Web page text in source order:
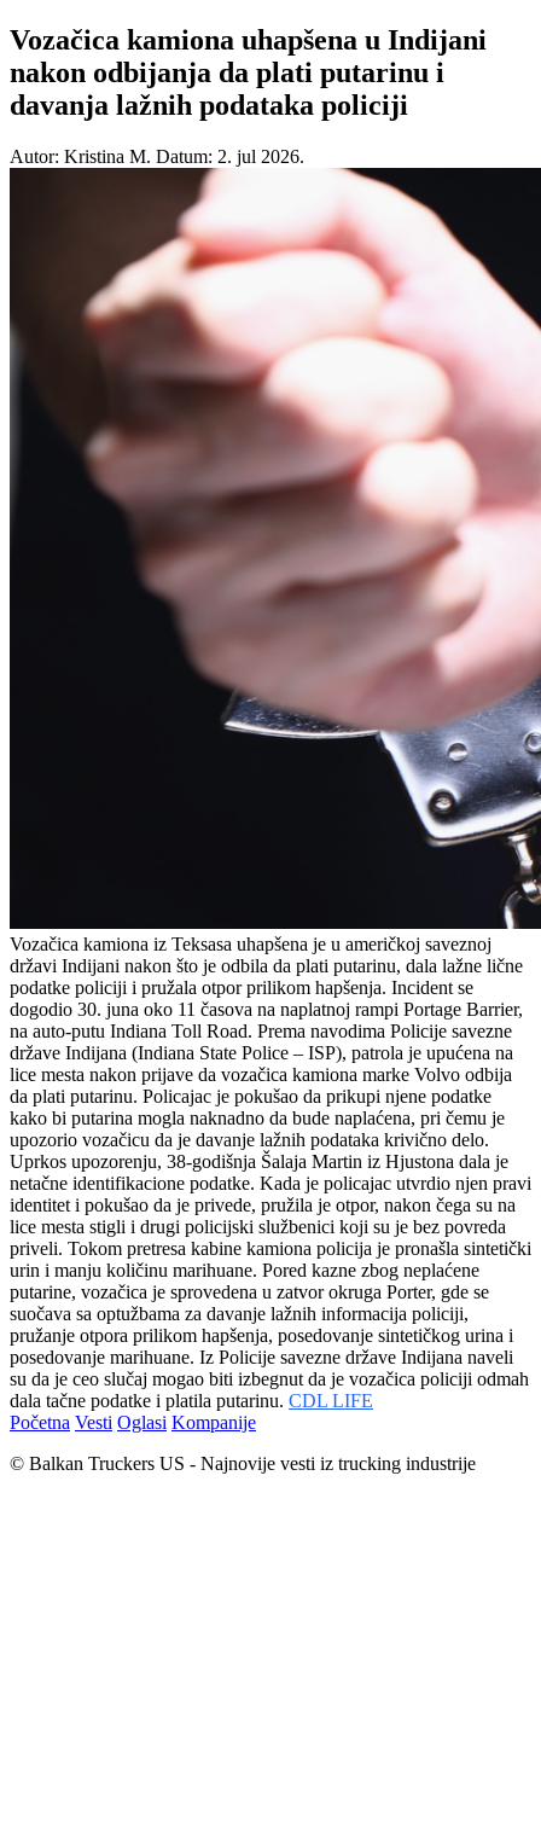
Vozačica kamiona uhapšena u Indijani
nakon odbijanja da plati putarinu i
davanja lažnih podataka policiji
Autor: Kristina M. Datum: 2. jul 2026.
Vozačica kamiona iz Teksasa uhapšena je u američkoj saveznoj
državi Indijani nakon što je odbila da plati putarinu, dala lažne lične
podatke policiji i pružala otpor prilikom hapšenja. Incident se
dogodio 30. juna oko 11 časova na naplatnoj rampi Portage Barrier,
na auto-putu Indiana Toll Road. Prema navodima Policije savezne
države Indijana (Indiana State Police – ISP), patrola je upućena na
lice mesta nakon prijave da vozačica kamiona marke Volvo odbija
da plati putarinu. Policajac je pokušao da prikupi njene podatke
kako bi putarina mogla naknadno da bude naplaćena, pri čemu je
upozorio vozačicu da je davanje lažnih podataka krivično delo.
Uprkos upozorenju, 38-godišnja Šalaja Martin iz Hjustona dala je
netačne identifikacione podatke. Kada je policajac utvrdio njen pravi
identitet i pokušao da je privede, pružila je otpor, nakon čega su na
lice mesta stigli i drugi policijski službenici koji su je bez povreda
priveli. Tokom pretresa kabine kamiona policija je pronašla sintetički
urin i manju količinu marihuane. Pored kazne zbog neplaćene
putarine, vozačica je sprovedena u zatvor okruga Porter, gde se
suočava sa optužbama za davanje lažnih informacija policiji,
pružanje otpora prilikom hapšenja, posedovanje sintetičkog urina i
posedovanje marihuane. Iz Policije savezne države Indijana naveli
su da je ceo slučaj mogao biti izbegnut da je vozačica policiji odmah
dala tačne podatke i platila putarinu. CDL LIFE
Početna Vesti Oglasi Kompanije
© Balkan Truckers US - Najnovije vesti iz trucking industrije